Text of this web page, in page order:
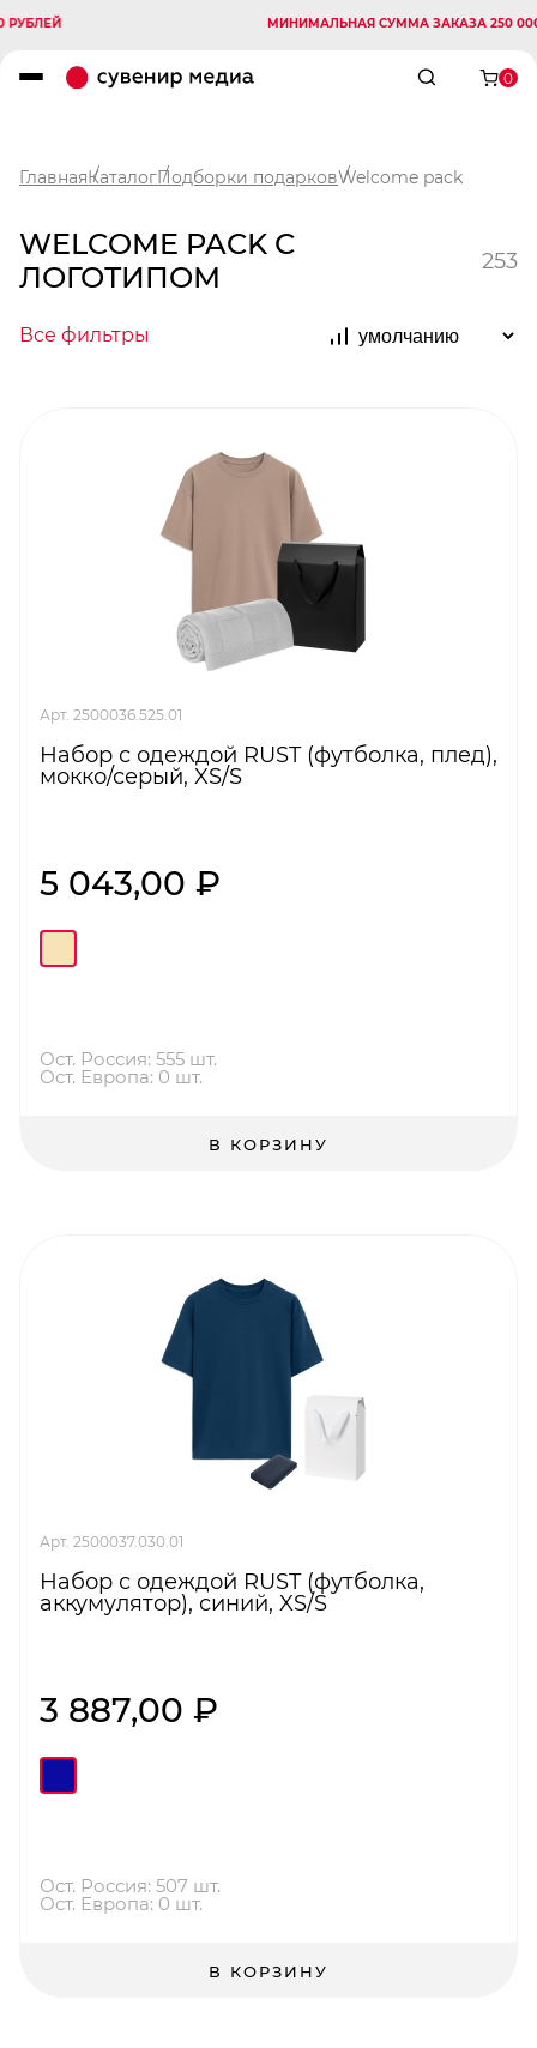
МИНИМАЛЬНАЯ СУММА ЗАКАЗА 250 000
0
ГлавнаяКаталогПодборки подарковWelcome pack
WELCOME PACK С
ЛОГОТИПОМ
253
Все фильтры
Арт. 2500036.525.01
Набор с одеждой RUST (футболка, плед),
мокко/серый, XS/S
5 043,00 ₽
Ост. Россия: 555 шт.
Ост. Европа: 0 шт.
В КОРЗИНУ
Арт. 2500037.030.01
Набор с одеждой RUST (футболка,
аккумулятор), синий, XS/S
3 887,00 ₽
Ост. Россия: 507 шт.
Ост. Европа: 0 шт.
В КОРЗИНУ